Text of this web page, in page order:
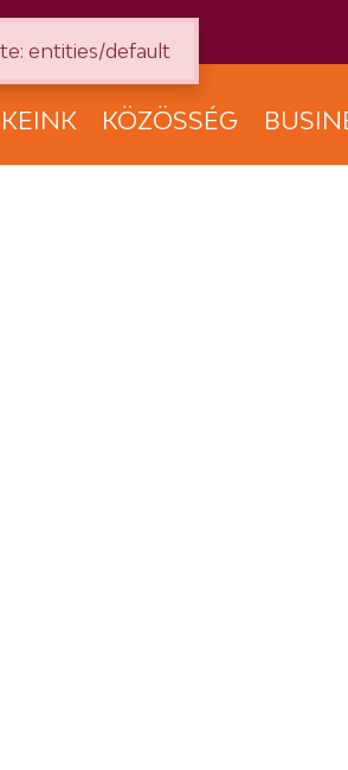
KÖZÖSSÉG
entities/default